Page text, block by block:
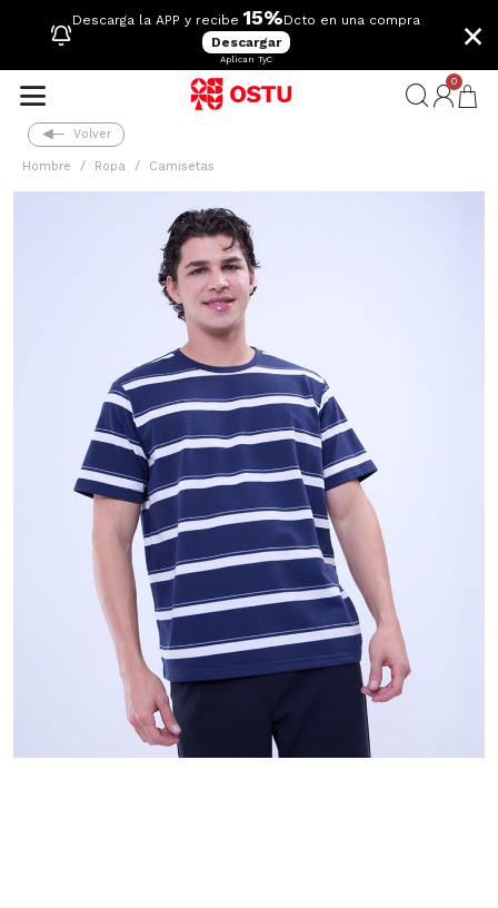
Descarga la APP y recibe 15%Dcto en una compra
Descargar
Aplican TyC
×
0
Volver
Hombre Ropa Camisetas